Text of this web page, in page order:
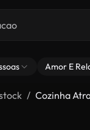
Amor E
Cozinha